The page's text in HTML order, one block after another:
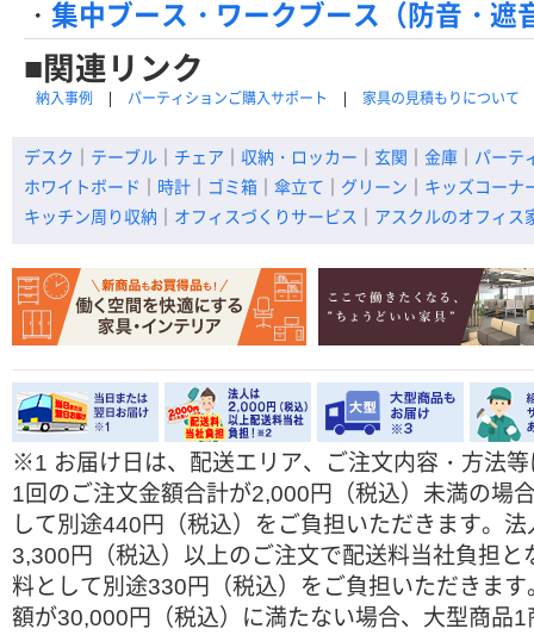
・ 集中ブース・ワークブース（防音・遮
■関連リンク
納入事例 パーティションご購入サポート 家具の見積もりについて
デスク テーブル チェア 収納・ロッカー 玄関 金庫
パーテ
ホワイトボード
時計 ゴミ箱 傘立て グリーン
キッズコーナ
キッチン周り収納
オフィスづくりサービス アスクルのオフィス
※1 お届け日は、配送エリア、ご注文内容・方法
1回のご注文金額合計が2,000円（税込）未満の場
して別途440円（税込）をご負担いただきます。
3,300円（税込）以上のご注文で配送料当社負担
料として別途330円（税込）をご負担いただきま
額が30,000円（税込）に満たない場合、大型商品